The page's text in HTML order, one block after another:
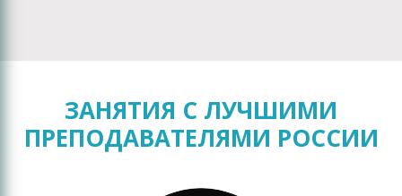
ЗАНЯТИЯ С ЛУЧШИМИ
ПРЕПОДАВАТЕЛЯМИ РОССИИ